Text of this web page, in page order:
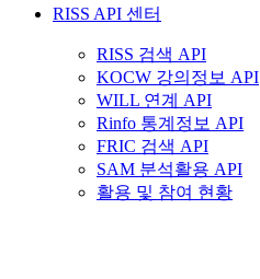
RISS API 센터
RISS 검색 API
KOCW 강의정보 API
WILL 연계 API
Rinfo 통계정보 API
FRIC 검색 API
SAM 분석활용 API
활용 및 참여 현황